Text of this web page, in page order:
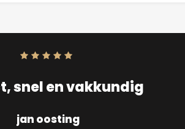
10
snel en vakkundig
jan oosting